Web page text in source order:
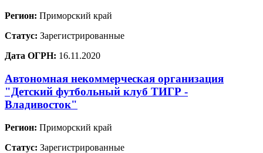
Регион: Приморский край
Статус: Зарегистрированные
Дата ОГРН: 16.11.2020
Автономная некоммерческая организация
"Детский футбольный клуб ТИГР -
Владивосток"
Регион: Приморский край
Статус: Зарегистрированные